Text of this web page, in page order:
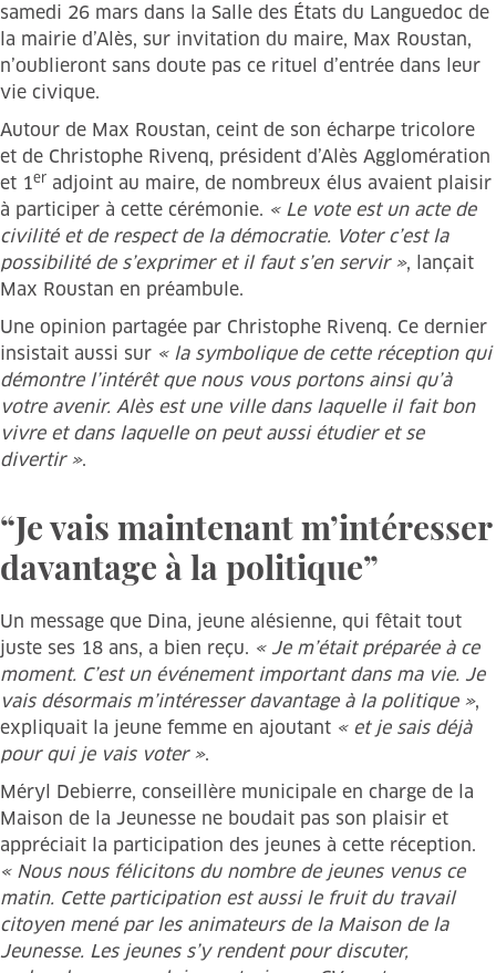
samedi 26 mars dans la Salle des États du Languedoc de
la mairie d’Alès, sur invitation du maire, Max Roustan,
n’oublieront sans doute pas ce rituel d’entrée dans leur
vie civique.
Autour de Max Roustan, ceint de son écharpe tricolore
et de Christophe Rivenq, président d’Alès Agglomération
et 1er adjoint au maire, de nombreux élus avaient plaisir
à participer à cette cérémonie. « Le vote est un acte de
civilité et de respect de la démocratie. Voter c’est la
possibilité de s’exprimer et il faut s’en servir », lançait
Max Roustan en préambule.
Une opinion partagée par Christophe Rivenq. Ce dernier
insistait aussi sur « la symbolique de cette réception qui
démontre l’intérêt que nous vous portons ainsi qu’à
votre avenir. Alès est une ville dans laquelle il fait bon
vivre et dans laquelle on peut aussi étudier et se
divertir ».
“Je vais maintenant m’intéresser
davantage à la politique”
Un message que Dina, jeune alésienne, qui fêtait tout
juste ses 18 ans, a bien reçu. « Je m’était préparée à ce
moment. C’est un événement important dans ma vie. Je
vais désormais m’intéresser davantage à la politique »,
expliquait la jeune femme en ajoutant « et je sais déjà
pour qui je vais voter ».
Méryl Debierre, conseillère municipale en charge de la
Maison de la Jeunesse ne boudait pas son plaisir et
appréciait la participation des jeunes à cette réception.
« Nous nous félicitons du nombre de jeunes venus ce
matin. Cette participation est aussi le fruit du travail
citoyen mené par les animateurs de la Maison de la
Jeunesse. Les jeunes s’y rendent pour discuter,